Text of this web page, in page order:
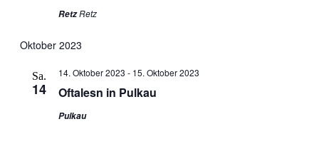
RetzRetz
Oktober 2023
Sa.
14 Oftalesn in Pulkau
14. Oktober 2023 - 15. Oktober 2023
Pulkau